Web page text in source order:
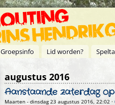
Groepsinfo Lid worden?
augustus 2016
Aanstaande zaterdag
Maarten - dinsdag 23 augustus 2016, 22:02 ·